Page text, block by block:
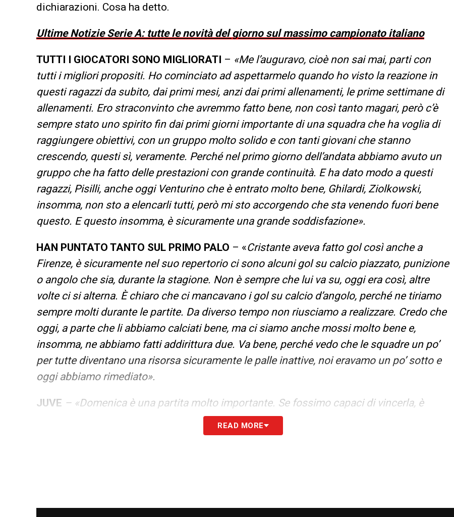
dichiarazioni. Cosa ha detto.
Ultime Notizie Serie A: tutte le novità del giorno sul massimo campionato italiano
TUTTI I GIOCATORI SONO MIGLIORATI – «Me l’auguravo, cioè non sai mai, parti con
tutti i migliori propositi. Ho cominciato ad aspettarmelo quando ho visto la reazione in
questi ragazzi da subito, dai primi mesi, anzi dai primi allenamenti, le prime settimane di
allenamenti. Ero straconvinto che avremmo fatto bene, non così tanto magari, però c’è
sempre stato uno spirito fin dai primi giorni importante di una squadra che ha voglia di
raggiungere obiettivi, con un gruppo molto solido e con tanti giovani che stanno
crescendo, questi sì, veramente. Perché nel primo giorno dell’andata abbiamo avuto un
gruppo che ha fatto delle prestazioni con grande continuità. E ha dato modo a questi
ragazzi, Pisilli, anche oggi Venturino che è entrato molto bene, Ghilardi, Ziolkowski,
insomma, non sto a elencarli tutti, però mi sto accorgendo che sta venendo fuori bene
questo. E questo insomma, è sicuramente una grande soddisfazione».
HAN PUNTATO TANTO SUL PRIMO PALO – «Cristante aveva fatto gol così anche a
Firenze, è sicuramente nel suo repertorio ci sono alcuni gol su calcio piazzato, punizione
o angolo che sia, durante la stagione. Non è sempre che lui va su, oggi era così, altre
volte ci si alterna. È chiaro che ci mancavano i gol su calcio d’angolo, perché ne tiriamo
sempre molti durante le partite. Da diverso tempo non riusciamo a realizzare. Credo che
oggi, a parte che li abbiamo calciati bene, ma ci siamo anche mossi molto bene e,
insomma, ne abbiamo fatti addirittura due. Va bene, perché vedo che le squadre un po’
per tutte diventano una risorsa sicuramente le palle inattive, noi eravamo un po’ sotto e
oggi abbiamo rimediato».
JUVE – «Domenica è una partita molto importante. Se fossimo capaci di vincerla, è
chiaro che sarebbe un grande passo in avanti. Però per quella che è stata la mia
esperienza anche all’Atalanta, dove sono andato cinque volte nelle ultime sette stagioni
READ MORE